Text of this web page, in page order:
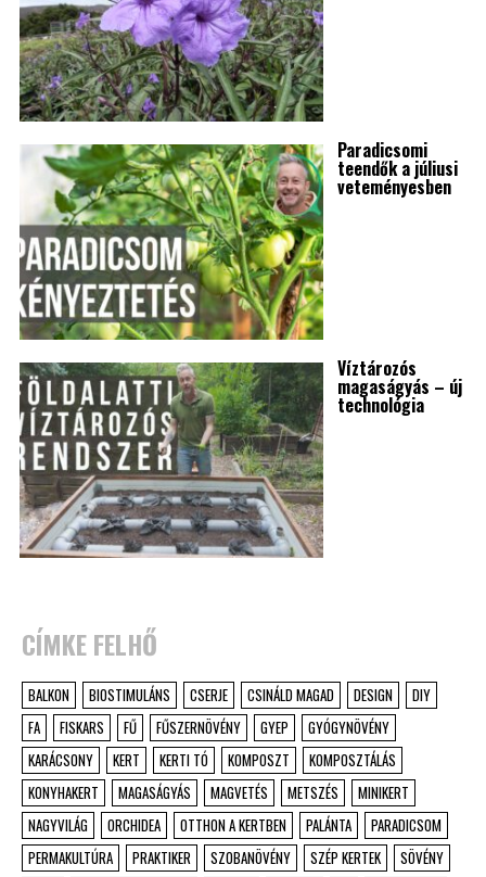
Paradicsomi
teendők a júliusi
veteményesben
Víztározós
magaságyás – új
technológia
CÍMKE FELHŐ
BALKON BIOSTIMULÁNS CSERJE CSINÁLD MAGAD DESIGN
DIY
FA
FISKARS FŰ FŰSZERNÖVÉNY GYEP
GYÓGYNÖVÉNY
KARÁCSONY
KERT KERTI TÓ KOMPOSZT
KOMPOSZTÁLÁS
KONYHAKERT
MAGASÁGYÁS MAGVETÉS METSZÉS
MINIKERT
NAGYVILÁG
ORCHIDEA OTTHON A KERTBEN PALÁNTA
PARADICSOM
PERMAKULTÚRA
PRAKTIKER SZOBANÖVÉNY SZÉP KERTEK
SÖVÉNY